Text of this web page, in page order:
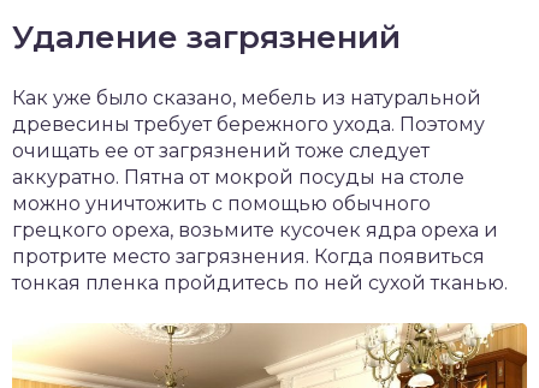
Удаление загрязнений
Как уже было сказано, мебель из натуральной
древесины требует бережного ухода. Поэтому
очищать ее от загрязнений тоже следует
аккуратно. Пятна от мокрой посуды на столе
можно уничтожить с помощью обычного
грецкого ореха, возьмите кусочек ядра ореха и
протрите место загрязнения. Когда появиться
тонкая пленка пройдитесь по ней сухой тканью.